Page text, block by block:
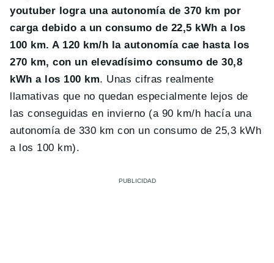
youtuber logra una autonomía de 370 km por
carga debido a un consumo de 22,5 kWh a los
100 km. A 120 km/h la autonomía cae hasta los
270 km, con un elevadísimo consumo de 30,8
kWh a los 100 km. Unas cifras realmente
llamativas que no quedan especialmente lejos de
las conseguidas en invierno (a 90 km/h hacía una
autonomía de 330 km con un consumo de 25,3 kWh
a los 100 km).